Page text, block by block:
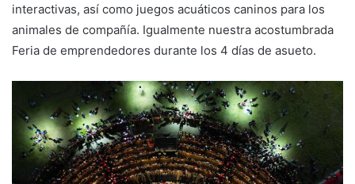
interactivas, así como juegos acuáticos caninos para los
animales de compañía. Igualmente nuestra acostumbrada
Feria de emprendedores durante los 4 días de asueto.